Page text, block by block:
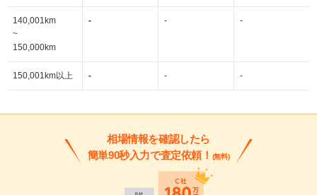
140,001km
~
150,000km
- - -
150,001km以上 - - -
相場情報を確認したら
簡単90秒入力で査定依頼！ (無料)